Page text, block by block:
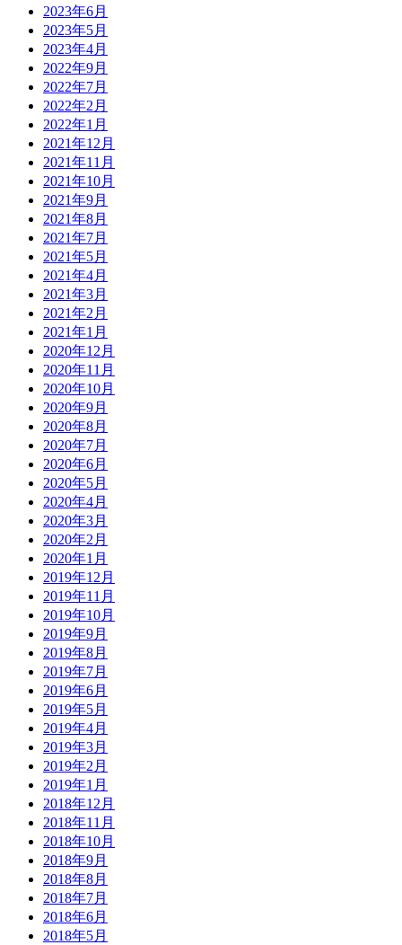
2023年6月
2023年5月
2023年4月
2022年9月
2022年7月
2022年2月
2022年1月
2021年12月
2021年11月
2021年10月
2021年9月
2021年8月
2021年7月
2021年5月
2021年4月
2021年3月
2021年2月
2021年1月
2020年12月
2020年11月
2020年10月
2020年9月
2020年8月
2020年7月
2020年6月
2020年5月
2020年4月
2020年3月
2020年2月
2020年1月
2019年12月
2019年11月
2019年10月
2019年9月
2019年8月
2019年7月
2019年6月
2019年5月
2019年4月
2019年3月
2019年2月
2019年1月
2018年12月
2018年11月
2018年10月
2018年9月
2018年8月
2018年7月
2018年6月
2018年5月